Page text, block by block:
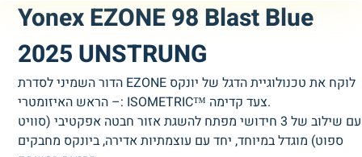
Yonex EZONE 98 Blast Blue
2025 UNSTRUNG
הדור השמיני לסדרת EZONE לוקח את טכנולוגיית הדגל של יונקס
– הראש האיזומטרי: ISOMETRIC™ צעד קדימה.
עם שילוב של 3 חידושי מפתח להשגת אזור חבטה אפקטיבי (סוויט
ספוט) מוגדל במיוחד, יחד עם עוצמתיות אדירה, ביונקס מחבקים